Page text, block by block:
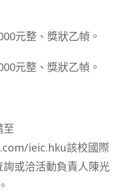
元整、獎狀乙幀。
元整、獎狀乙幀。
至
ieic.hku該校國際
或洽活動負責人陳光